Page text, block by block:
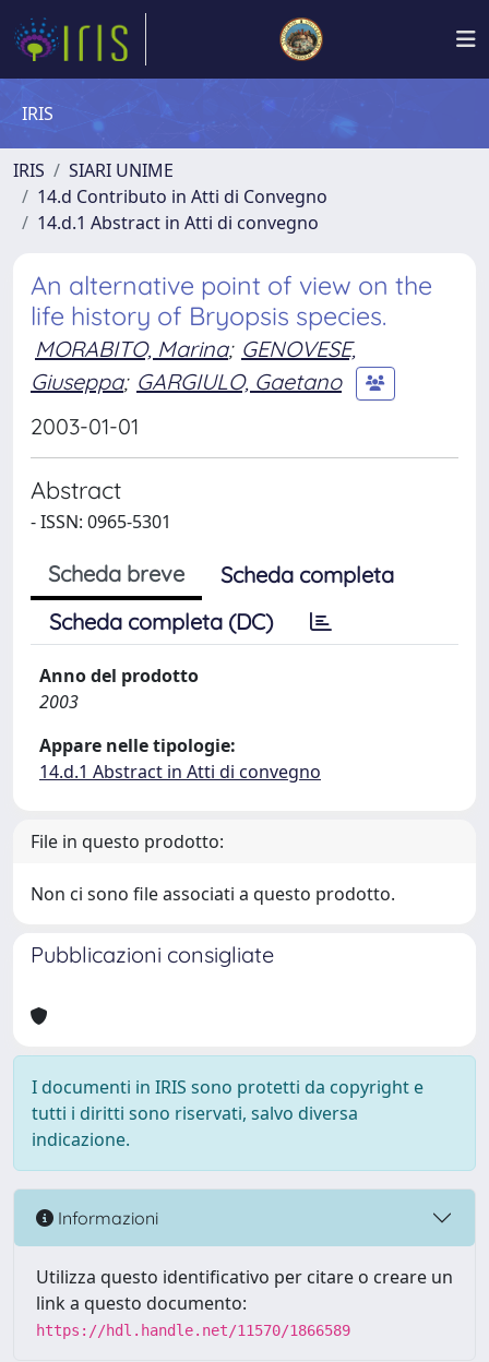
IRIS
IRIS
SIARI UNIME
14.d Contributo in Atti di Convegno
14.d.1 Abstract in Atti di convegno
An alternative point of view on the
life history of Bryopsis species.
MORABITO, Marina; GENOVESE,
Giuseppa; GARGIULO, Gaetano
2003-01-01
Abstract
- ISSN: 0965-5301
Scheda breve
Scheda completa
Scheda completa (DC)
Anno del prodotto
2003
Appare nelle tipologie:
14.d.1 Abstract in Atti di convegno
File in questo prodotto:
Non ci sono file associati a questo prodotto.
Pubblicazioni consigliate
I documenti in IRIS sono protetti da copyright e
tutti i diritti sono riservati, salvo diversa
indicazione.
Informazioni
Utilizza questo identificativo per citare o creare un
link a questo documento:
https://hdl.handle.net/11570/1866589